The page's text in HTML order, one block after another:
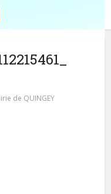
de QUINGEY